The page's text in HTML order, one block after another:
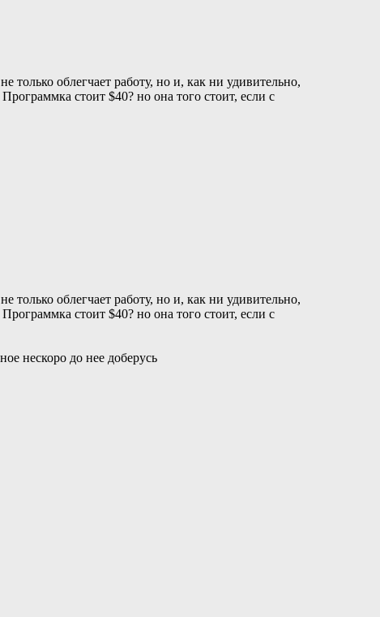
облегчает работу, но и, как ни удивительно,
стоит $40? но она того стоит, если с
облегчает работу, но и, как ни удивительно,
стоит $40? но она того стоит, если с
нескоро до нее доберусь